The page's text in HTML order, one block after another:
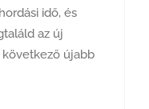
idő, és
az új
újabb